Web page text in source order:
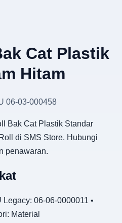
Cat Plastik
Hitam
06-03-000458
Bak Cat Plastik Standar
di SMS Store. Hubungi
penawaran.
06-06-0000011 •
Material